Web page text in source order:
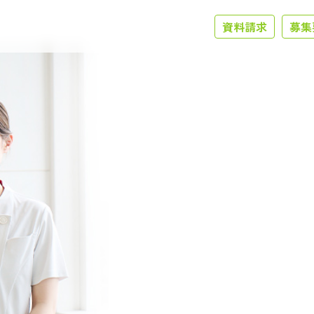
資料請求 募